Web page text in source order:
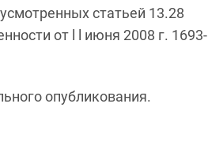
статьей 13.28
от l l июня 2008 г. 1693-
опубликования.